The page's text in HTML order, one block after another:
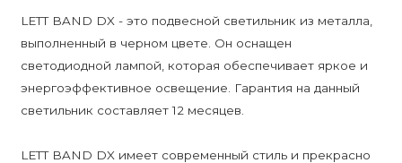
LETT BAND DX - это подвесной светильник из металла,
выполненный в черном цвете. Он оснащен
светодиодной лампой, которая обеспечивает яркое и
энергоэффективное освещение. Гарантия на данный
светильник составляет 12 месяцев.
LETТ BAND DX имеет современный стиль и прекрасно